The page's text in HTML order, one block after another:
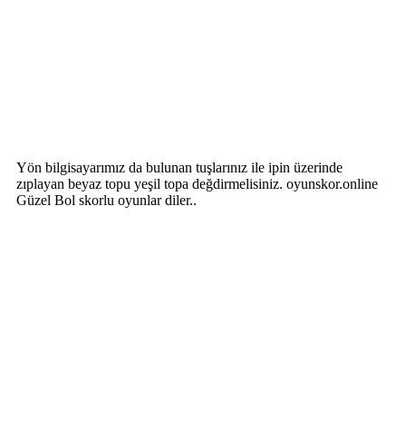
Yön bilgisayarımız da bulunan tuşlarınız ile ipin üzerinde
zıplayan beyaz topu yeşil topa değdirmelisiniz. oyunskor.online
Güzel Bol skorlu oyunlar diler..